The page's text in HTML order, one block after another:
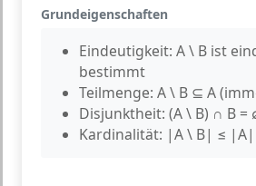
Grundeigenschaften
Eindeutigkeit: A \ B ist
bestimmt
Teilmenge: A \ B ⊆ A
Disjunktheit: (A \ B) ∩ B =
Kardinalität: |A \ B| ≤ |A|